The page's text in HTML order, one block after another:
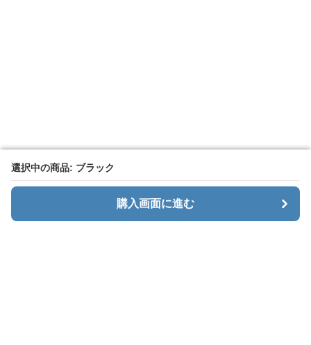
選択中の商品: ブラック
購入画面に進む
選択中の商品: ブラック
購入画面に進む